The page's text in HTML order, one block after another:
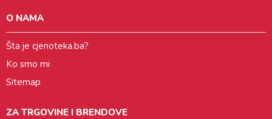
O NAMA
Šta je cjenoteka.ba?
Ko smo mi
Sitemap
ZA TRGOVINE I BRENDOVE